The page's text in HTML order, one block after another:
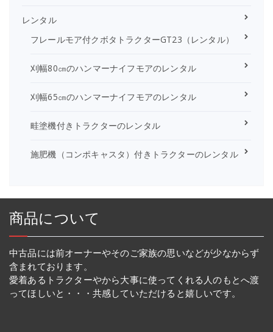
レンタル
フレールモア付クボタトラクターGT23（レンタル）
刈幅80㎝のハンマーナイフモアのレンタル
刈幅65㎝のハンマーナイフモアのレンタル
畦塗機付きトラクターのレンタル
施肥機（コンポキャスタ）付きトラクターのレンタル
商品について
中古品には前オーナーやそのご家族の思いなどが少なからず
含まれております。
愛着あるトラクターやから大事に使ってくれる人のもとへ渡
ってほしいと・・・共感していただけると嬉しいです。